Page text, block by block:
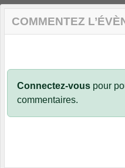
COMMENTEZ
Connectez-vous pour
commentaires.